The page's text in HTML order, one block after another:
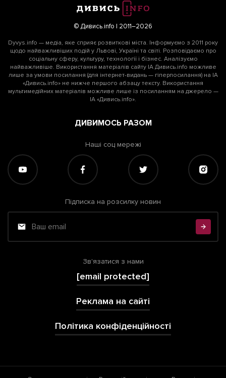
© Дивись.info | 2011–2026
Dyvys.info — медіа, яке сприяє розвиткові міста. Інформуємо з 2011 року
щодо найважливіших подій у Львові, Україні та світі. Розповідаємо про
соціальну сферу, культуру, технології і бізнес. Аналізуємо
найважливіше. Використання матеріалів сайту ІА Дивись.info можливе
лише за умови посилання (для інтернет-видань — гіперпосилання) на ІА
«Дивись.info» не нижче першого абзацу тексту. Використання
мультимедійних матеріалів можливе лише із посиланням на джерело —
ІА «Дивись.info».
ДИВИМОСЬ РАЗОМ
Наші соц мережі
Підписка на розсилку новин
Зв'язатися з нами
[email protected]
Реклама на сайті
Політика конфіденційності